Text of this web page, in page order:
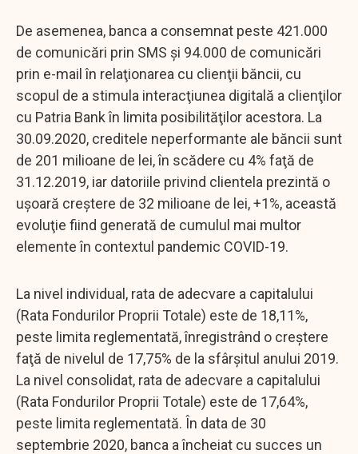
De asemenea, banca a consemnat peste 421.000
de comunicări prin SMS şi 94.000 de comunicări
prin e-mail în relaţionarea cu clienţii băncii, cu
scopul de a stimula interacţiunea digitală a clienţilor
cu Patria Bank în limita posibilităţilor acestora. La
30.09.2020, creditele neperformante ale băncii sunt
de 201 milioane de lei, în scădere cu 4% faţă de
31.12.2019, iar datoriile privind clientela prezintă o
uşoară creştere de 32 milioane de lei, +1%, această
evoluţie fiind generată de cumulul mai multor
elemente în contextul pandemic COVID-19.
La nivel individual, rata de adecvare a capitalului
(Rata Fondurilor Proprii Totale) este de 18,11%,
peste limita reglementată, înregistrând o creştere
faţă de nivelul de 17,75% de la sfârşitul anului 2019.
La nivel consolidat, rata de adecvare a capitalului
(Rata Fondurilor Proprii Totale) este de 17,64%,
peste limita reglementată. În data de 30
septembrie 2020, banca a încheiat cu succes un